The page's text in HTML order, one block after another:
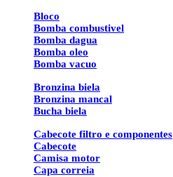
Bloco
Bomba combustivel
Bomba dagua
Bomba oleo
Bomba vacuo
Bronzina biela
Bronzina mancal
Bucha biela
Cabecote filtro e componentes
Cabecote
Camisa motor
Capa correia